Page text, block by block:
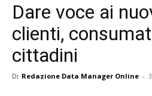
Dare voce ai
clienti,
cittadini
Di Redazione Data Manager Online -